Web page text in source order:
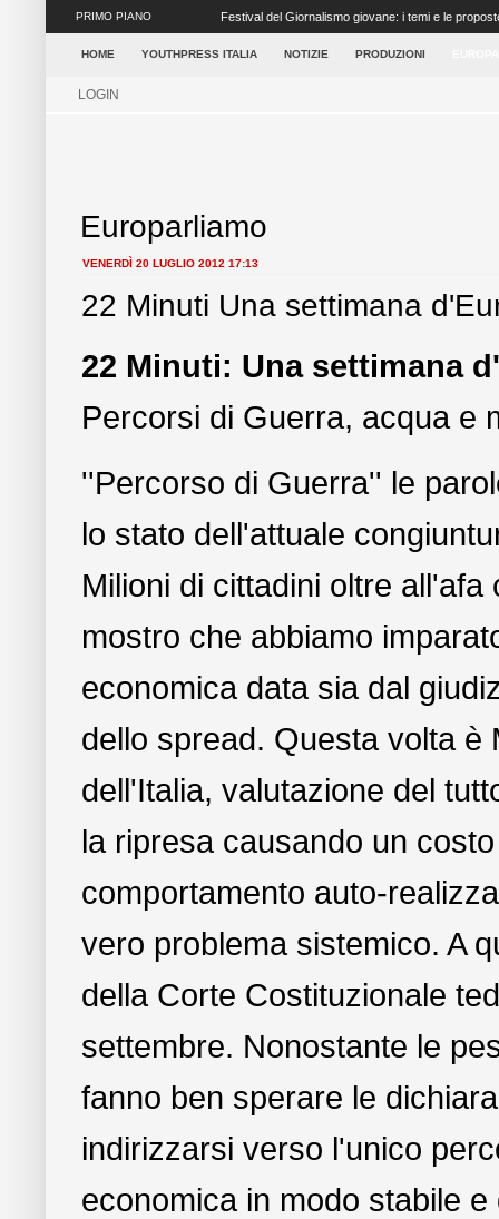
PRIMO PIANO Ritorna il Festival del Giornalismo Giovane a
settore dei media ...
HOME YOUTHPRESS ITALIA NOTIZIE PRODUZIONI
LOGIN
Europarliamo
VENERDÌ 20 LUGLIO 2012 17:13
22 Minuti Una settimana
22 Minuti: Una settimana
Percorsi di Guerra, acqua e
''Percorso di Guerra'' le
lo stato dell'attuale
Milioni di cittadini oltre
mostro che abbiamo
economica data sia dal
dello spread. Questa volta
dell'Italia, valutazione del
la ripresa causando un
comportamento auto-
vero problema sistemico. A
della Corte Costituzionale
settembre. Nonostante le
fanno ben sperare le
indirizzarsi verso l'unico
economica in modo stabile